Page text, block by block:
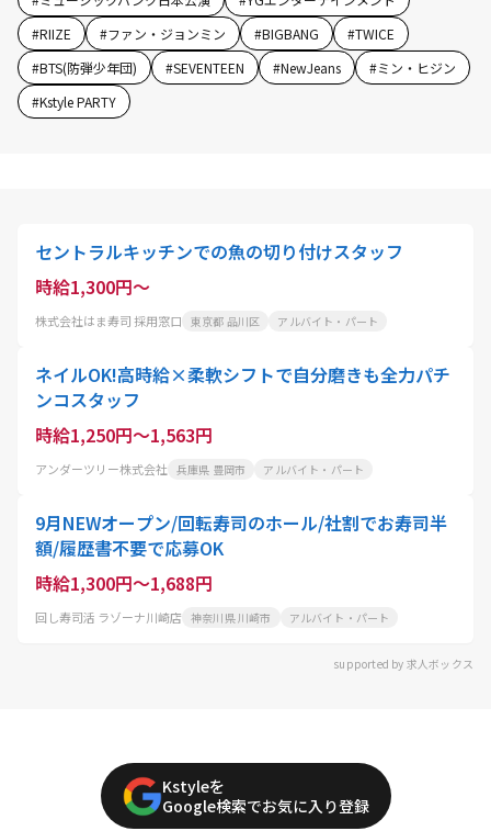
#RIIZE #ファン・ジョンミン #BIGBANG #TWICE
#BTS(防弾少年団) #SEVENTEEN #NewJeans #ミン・ヒジン
#Kstyle PARTY
セントラルキッチンでの魚の切り付けスタッフ
時給1,300円～
株式会社はま寿司 採用窓口 東京都 品川区 アルバイト・パート
ネイルOK!高時給×柔軟シフトで自分磨きも全力パチ
ンコスタッフ
時給1,250円～1,563円
アンダーツリー株式会社 兵庫県 豊岡市 アルバイト・パート
9月NEWオープン/回転寿司のホール/社割でお寿司半
額/履歴書不要で応募OK
時給1,300円～1,688円
回し寿司活 ラゾーナ川崎店 神奈川県 川崎市 アルバイト・パート
supported by 求人ボックス
Kstyleを
Google検索でお気に入り登録